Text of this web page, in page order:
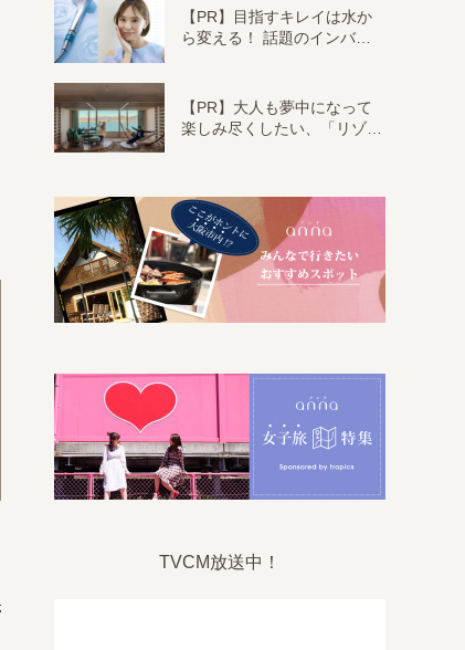
【PR】目指すキレイは水か
ら変える！ 話題のインバ…
【PR】大人も夢中になって
楽しみ尽くしたい、「リゾ…
TVCM放送中！